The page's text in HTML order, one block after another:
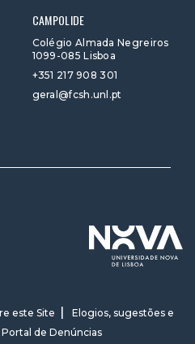
CAMPOLIDE
Colégio Almada Negreiros
1099-085 Lisboa
+351 217 908 301
geral@fcsh.unl.pt
este Site
Elogios, sugestões e
Portal de Denúncias